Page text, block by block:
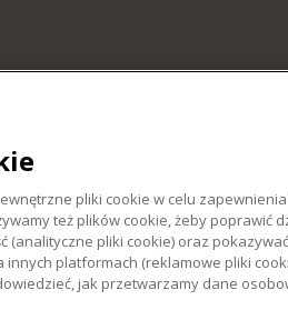
pliki cookie w celu
też plików cookie, żeby
(analityczne pliki cookie) oraz
innych platformach (reklamowe pliki
jak przetwarzamy dane